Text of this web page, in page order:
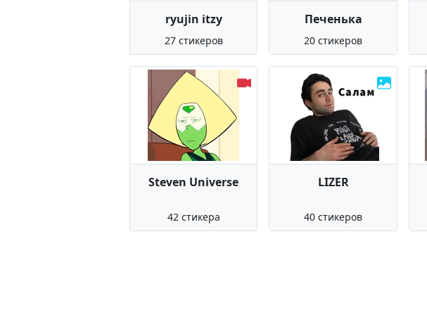
ryujin itzy
27 стикеров
Печенька
20 стикеров
Steven Universe
42 стикера
LIZER
40 стикеров